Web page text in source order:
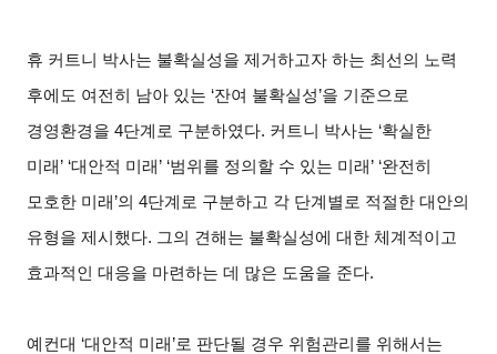
휴 커트니 박사는 불확실성을 제거하고자 하는 최선의 노력
후에도 여전히 남아 있는 ‘잔여 불확실성’을 기준으로
경영환경을 4단계로 구분하였다. 커트니 박사는 ‘확실한
미래’ ‘대안적 미래’ ‘범위를 정의할 수 있는 미래’ ‘완전히
모호한 미래’의 4단계로 구분하고 각 단계별로 적절한 대안의
유형을 제시했다. 그의 견해는 불확실성에 대한 체계적이고
효과적인 대응을 마련하는 데 많은 도움을 준다.
예컨대 ‘대안적 미래’로 판단될 경우 위험관리를 위해서는